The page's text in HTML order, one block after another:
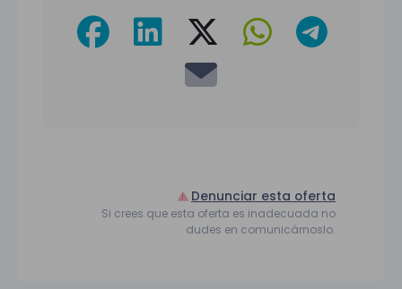
Denunciar esta oferta
Si crees que esta oferta es inadecuada no
dudes en comunicárnoslo.